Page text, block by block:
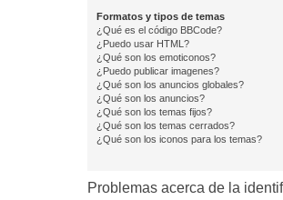
Formatos y tipos de temas
¿Qué es el código BBCode?
¿Puedo usar HTML?
¿Qué son los emoticonos?
¿Puedo publicar imagenes?
¿Qué son los anuncios globales?
¿Qué son los anuncios?
¿Qué son los temas fijos?
¿Qué son los temas cerrados?
¿Qué son los iconos para los temas?
Problemas acerca de la